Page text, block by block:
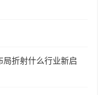
折射什么行业新启